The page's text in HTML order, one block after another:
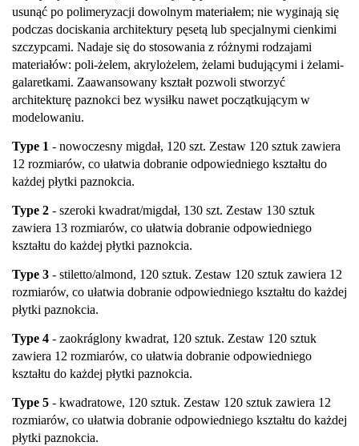
usunąć po polimeryzacji dowolnym materiałem; nie wyginają się
podczas dociskania architektury pęsetą lub specjalnymi cienkimi
szczypcami. Nadaje się do stosowania z różnymi rodzajami
materiałów: poli-żelem, akrylożelem, żelami budującymi i żelami-
galaretkami. Zaawansowany kształt pozwoli stworzyć
architekturę paznokci bez wysiłku nawet początkującym w
modelowaniu.
Type 1 - nowoczesny migdał, 120 szt. Zestaw 120 sztuk zawiera
12 rozmiarów, co ułatwia dobranie odpowiedniego kształtu do
każdej płytki paznokcia.
Type 2 - szeroki kwadrat/migdał, 130 szt. Zestaw 130 sztuk
zawiera 13 rozmiarów, co ułatwia dobranie odpowiedniego
kształtu do każdej płytki paznokcia.
Type 3 - stiletto/almond, 120 sztuk. Zestaw 120 sztuk zawiera 12
rozmiarów, co ułatwia dobranie odpowiedniego kształtu do każdej
płytki paznokcia.
Type 4 - zaokráglony kwadrat, 120 sztuk. Zestaw 120 sztuk
zawiera 12 rozmiarów, co ułatwia dobranie odpowiedniego
kształtu do każdej płytki paznokcia.
Type 5 - kwadratowe, 120 sztuk. Zestaw 120 sztuk zawiera 12
rozmiarów, co ułatwia dobranie odpowiedniego kształtu do każdej
płytki paznokcia.